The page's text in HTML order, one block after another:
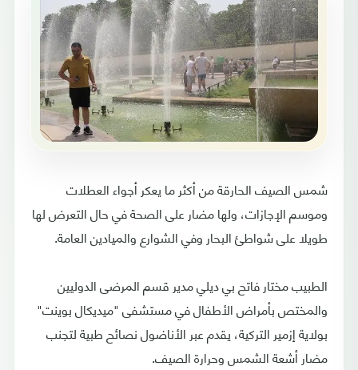
شمس الصيف الحارقة من أكثر ما يعكر أجواء العطلات
وموسم الإجازات، ولها مضار على الصحة في حال التعرض لها
طويلا على شواطئ البحار وفي الشوارع والميادين العامة.
الطبيب مختار فاتح بي ديلي مدير قسم المرضى الدوليين
والمختص بأمراض الأطفال في مستشفى "ميديكال بوينت"
بولاية إزمير التركية، يقدم عبر الأناضول نصائح طبية لتجنب
مضار أشعة الشمس وحرارة الصيف.